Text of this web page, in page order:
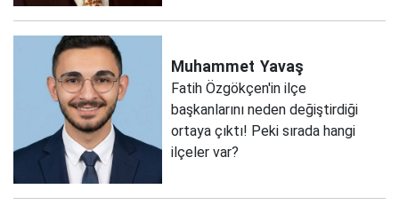
Muhammet Yavaş
Fatih Özgökçen'in ilçe
başkanlarını neden değiştirdiği
ortaya çıktı! Peki sırada hangi
ilçeler var?